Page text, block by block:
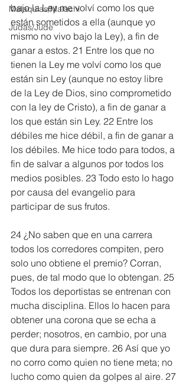
Malaquías/Malachi
Judas/Jude
bajo la Ley me volví como los que
están sometidos a ella (aunque yo
mismo no vivo bajo la Ley), a fin de
ganar a estos. 21 Entre los que no
tienen la Ley me volví como los que
están sin Ley (aunque no estoy libre
de la Ley de Dios, sino comprometido
con la ley de Cristo), a fin de ganar a
los que están sin Ley. 22 Entre los
débiles me hice débil, a fin de ganar a
los débiles. Me hice todo para todos, a
fin de salvar a algunos por todos los
medios posibles. 23 Todo esto lo hago
por causa del evangelio para
participar de sus frutos.
24 ¿No saben que en una carrera
todos los corredores compiten, pero
solo uno obtiene el premio? Corran,
pues, de tal modo que lo obtengan. 25
Todos los deportistas se entrenan con
mucha disciplina. Ellos lo hacen para
obtener una corona que se echa a
perder; nosotros, en cambio, por una
que dura para siempre. 26 Así que yo
no corro como quien no tiene meta; no
lucho como quien da golpes al aire. 27